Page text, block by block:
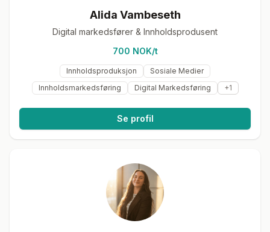
Alida Vambeseth
Digital markedsfører & Innholdsprodusent
700 NOK/t
Innholdsproduksjon
Sosiale Medier
Innholdsmarkedsføring
Digital Markedsføring +1
Se profil